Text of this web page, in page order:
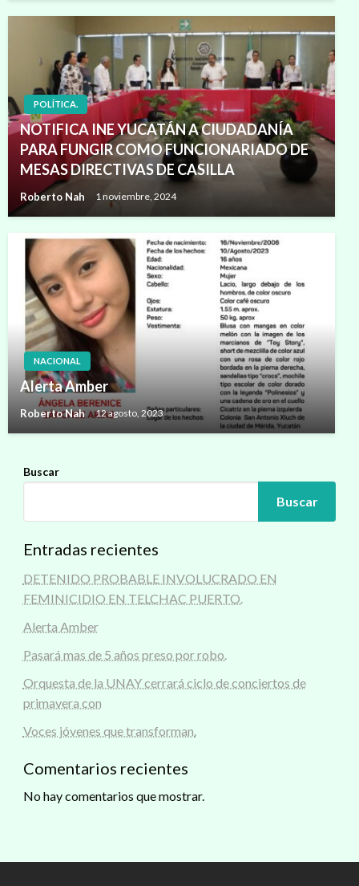
POLÍTICA.
NOTIFICA INE YUCATÁN A CIUDADANÍA
PARA FUNGIR COMO FUNCIONARIADO DE
MESAS DIRECTIVAS DE CASILLA
Roberto Nah 1 noviembre, 2024
NACIONAL
Alerta Amber
Roberto Nah 12 agosto, 2023
Buscar
Buscar
Entradas recientes
DETENIDO PROBABLE INVOLUCRADO EN
FEMINICIDIO EN TELCHAC PUERTO.
Alerta Amber
Pasará mas de 5 años preso por robo.
Orquesta de la UNAY cerrará ciclo de conciertos de
primavera con
Voces jóvenes que transforman.
Comentarios recientes
No hay comentarios que mostrar.